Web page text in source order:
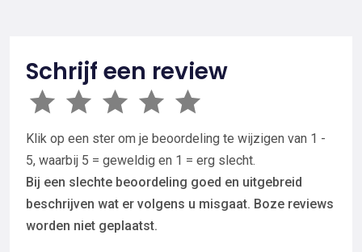
Schrijf een review
Klik op een ster om je beoordeling te wijzigen van 1 -
5, waarbij 5 = geweldig en 1 = erg slecht.
Bij een slechte beoordeling goed en uitgebreid
beschrijven wat er volgens u misgaat. Boze reviews
worden niet geplaatst.